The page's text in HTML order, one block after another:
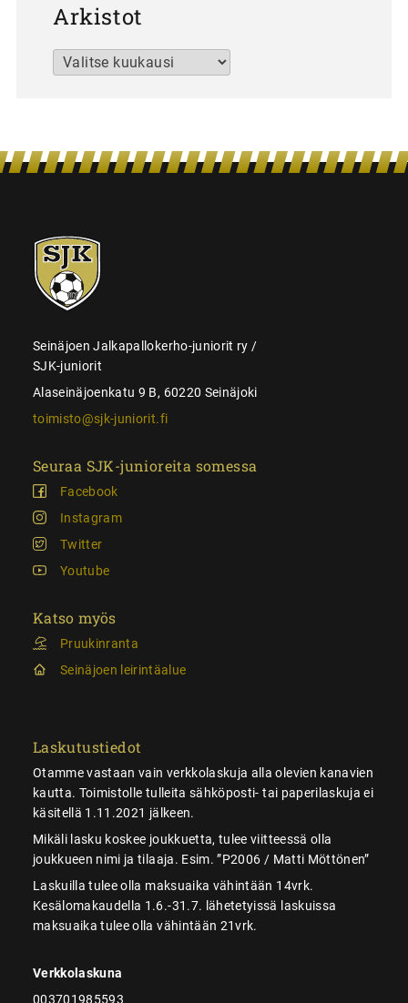
Arkistot
Arkistot
SJK-
juniorit
Seinäjoen Jalkapallokerho-juniorit ry /
SJK-juniorit
Alaseinäjoenkatu 9 B, 60220 Seinäjoki
toimisto@sjk-juniorit.fi
Seuraa SJK-junioreita somessa
Facebook
Instagram
Twitter
Youtube
Katso myös
Pruukinranta
Seinäjoen leirintäalue
Laskutustiedot
Otamme vastaan vain verkkolaskuja alla olevien kanavien
kautta. Toimistolle tulleita sähköposti- tai paperilaskuja ei
käsitellä 1.11.2021 jälkeen.
Mikäli lasku koskee joukkuetta, tulee viitteessä olla
joukkueen nimi ja tilaaja. Esim. ”P2006 / Matti Möttönen”
Laskuilla tulee olla maksuaika vähintään 14vrk.
Kesälomakaudella 1.6.-31.7. lähetetyissä laskuissa
maksuaika tulee olla vähintään 21vrk.
Verkkolaskuna
003701985593